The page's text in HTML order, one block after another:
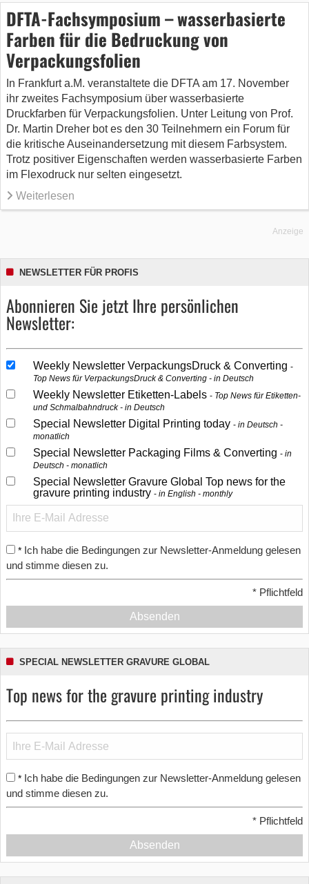
DFTA-Fachsymposium – wasserbasierte
Farben für die Bedruckung von
Verpackungsfolien
In Frankfurt a.M. veranstaltete die DFTA am 17. November
ihr zweites Fachsymposium über wasserbasierte
Druckfarben für Verpackungsfolien. Unter Leitung von Prof.
Dr. Martin Dreher bot es den 30 Teilnehmern ein Forum für
die kritische Auseinandersetzung mit diesem Farbsystem.
Trotz positiver Eigenschaften werden wasserbasierte Farben
im Flexodruck nur selten eingesetzt.
Weiterlesen
Anzeige
NEWSLETTER FÜR PROFIS
Abonnieren Sie jetzt Ihre persönlichen
Newsletter:
Weekly Newsletter VerpackungsDruck & Converting
Top News für VerpackungsDruck & Converting - in Deutsch
Weekly Newsletter Etiketten-Labels
Top News für Etiketten-
und Schmalbahndruck - in Deutsch
Special Newsletter Digital Printing today
in Deutsch -
monatlich
Special Newsletter Packaging Films & Converting
in
Deutsch - monatlich
Special Newsletter Gravure Global Top news for the
gravure printing industry
in English - monthly
* Ich habe die Bedingungen zur Newsletter-Anmeldung gelesen
und stimme diesen zu.
* Pflichtfeld
Absenden
SPECIAL NEWSLETTER GRAVURE GLOBAL
Top news for the gravure printing industry
* Ich habe die Bedingungen zur Newsletter-Anmeldung gelesen
und stimme diesen zu.
* Pflichtfeld
Absenden